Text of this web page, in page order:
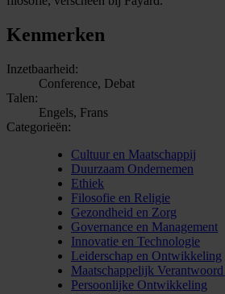
Kenmerken
Inzetbaarheid:
Conference, Debat
Talen:
Engels, Frans
Categorieën:
Cultuur en Maatschappij
Duurzaam Ondernemen
Ethiek
Filosofie en Religie
Gezondheid en Zorg
Governance en Management
Innovatie en Technologie
Leiderschap en Ontwikkeling
Maatschappelijk
Persoonlijke Ontwikkeling